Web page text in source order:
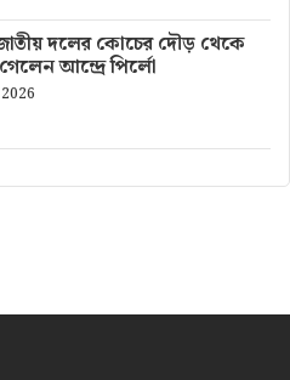
দলের কোচের দৌড় থেকে
আন্দ্রে পির্লো